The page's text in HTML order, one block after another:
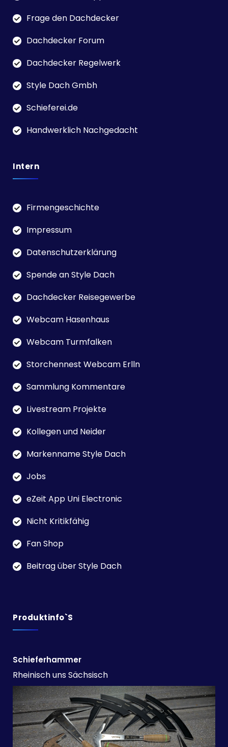
Frage den Dachdecker
Dachdecker Forum
Dachdecker Regelwerk
Style Dach Gmbh
Schieferei.de
Handwerklich Nachgedacht
Intern
Firmengeschichte
Impressum
Datenschutzerklärung
Spende an Style Dach
Dachdecker Reisegewerbe
Webcam Hasenhaus
Webcam Turmfalken
Storchennest Webcam Erlln
Sammlung Kommentare
Livestream Projekte
Kollegen und Neider
Markenname Style Dach
Jobs
eZeit App Uni Electronic
Nicht Kritikfähig
Fan Shop
Beitrag über Style Dach
Produktinfo`s
Schieferhammer
Rheinisch uns Sächsisch